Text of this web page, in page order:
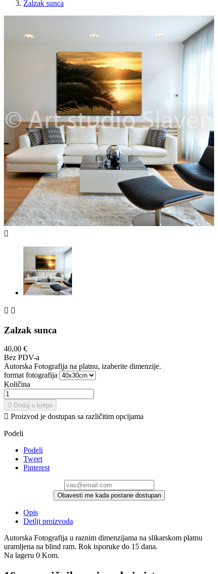
Zalzak sunca

 
Zalzak sunca
40,00 €
Bez PDV-a
Autorska Fotografija na platnu, izaberite dimenzije.
format fotografija
Količina
 Dodaj u korpu
 Proizvod je dostupan sa različitim opcijama
Podeli
Podeli
Tweet
Pinterest
Obavesti me kada postane dostupan
Opis
Detlji proizvoda
Autorska Fotografija u raznim dimenzijama na slikarskom platnu
uramljena na blind ram. Rok isporuke do 15 dana.
Na lageru 0 Kom.